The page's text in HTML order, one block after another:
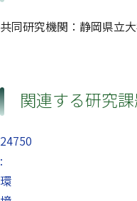
共同研究機関：静岡県立
関連する研究
24750
:
環